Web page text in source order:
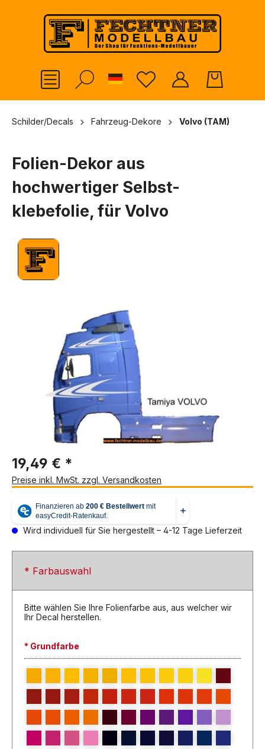
springen
German
Schilder/Decals Fahrzeug-Dekore Volvo (TAM)
Folien-Dekor aus
hochwertiger Selbst-
klebefolie, für Volvo
Bildergalerie überspringen
19,49 € *
Preise inkl. MwSt. zzgl. Versandkosten
Wird individuell für Sie hergestellt – 4-12 Tage Lieferzeit
* Farbauswahl
Bitte wählen Sie Ihre Folienfarbe aus, aus welcher wir
Ihr Decal herstellen.
* Grundfarbe